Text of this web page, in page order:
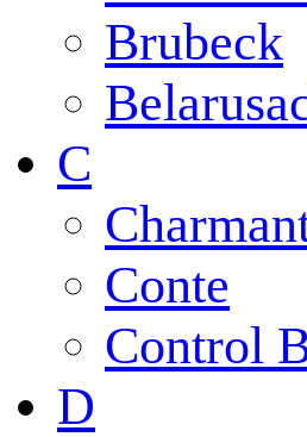
Brubeck
C
Conte
Control
D